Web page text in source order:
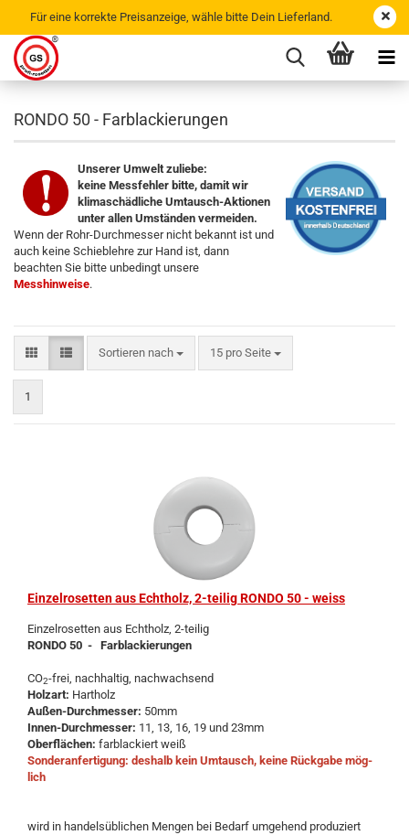
Für eine korrekte Preisanzeige, wähle bitte Dein Lieferland.
RONDO 50 - Farblackierungen
Unserer Umwelt zuliebe:
keine Messfehler bitte, damit wir
klimaschädliche Umtausch-Aktionen
unter allen Umständen vermeiden.
Wenn der Rohr-Durchmesser nicht bekannt ist und
auch keine Schieblehre zur Hand ist, dann
beachten Sie bitte unbedingt unsere
Messhinweise.
Sortieren nach 15 pro Seite
1
Ein­zel­ro­set­ten aus Echt­holz, 2-​tei­lig RONDO 50 - weiss
Ein­zel­ro­set­ten aus Echt­holz, 2-​teilig
RONDO 50 - Farb­la­ckie­run­gen
CO2-frei, nach­hal­tig, nach­wach­send
Holz­art: Hart­holz
Außen-​Durchmesser: 50mm
Innen-​Durchmesser: 11, 13, 16, 19 und 23mm
Ober­flä­chen: farb­la­ckiert weiß
Son­der­an­fer­ti­gung: des­halb kein Um­tausch, keine Rück­ga­be mög­
lich
wird in han­dels­üb­li­chen Men­gen bei Be­darf um­ge­hend pro­du­ziert